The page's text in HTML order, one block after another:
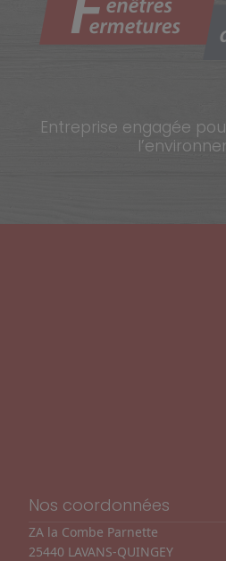
Entreprise engagée
Nos coordonnées
ZA la Combe Parnette
25440 LAVANS-QUINGEY